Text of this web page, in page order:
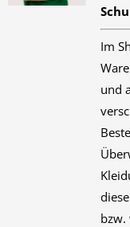
Im
und
bzw.